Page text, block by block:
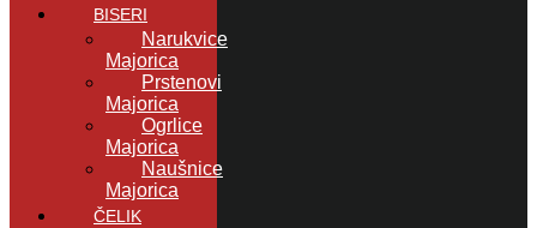
BISERI
Narukvice
Majorica
Prstenovi
Majorica
Ogrlice
Majorica
Naušnice
Majorica
ČELIK